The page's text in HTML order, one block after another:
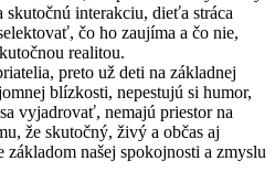
interakciu, dieťa stráca
čo ho zaujíma a čo nie,
realitou.
preto už deti na základnej
blízkosti, nepestujú si humor,
vyjadrovať, nemajú priestor na
že skutočný, živý a občas aj
našej spokojnosti a zmyslu